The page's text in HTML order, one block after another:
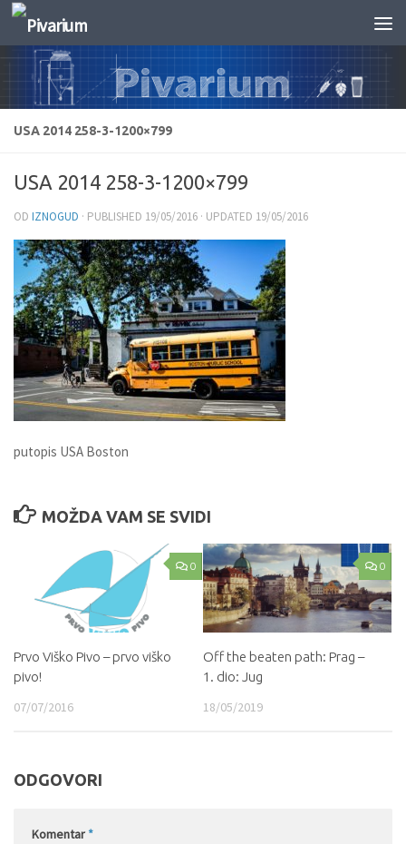
Skip to content
USA 2014 258-3-1200×799
USA 2014 258-3-1200×799
OD IZNOGUD · PUBLISHED 19/05/2016 · UPDATED 19/05/2016
putopis USA Boston
MOŽDA VAM SE SVIDI
0
Prvo Viško Pivo – prvo viško
pivo!
07/07/2016
0
Off the beaten path: Prag –
1. dio: Jug
18/05/2019
ODGOVORI
Komentar *